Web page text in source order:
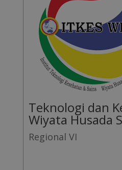
Teknologi dan
Wiyata Husada
Regional VI